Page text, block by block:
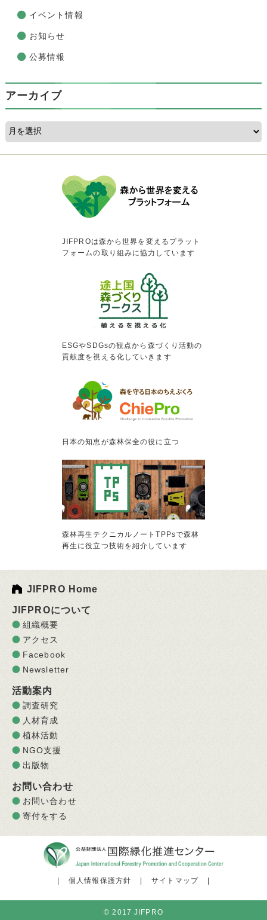
イベント情報
お知らせ
公募情報
アーカイブ
JIFPROは森から世界を変えるプラット
フォームの取り組みに協力しています
ESGやSDGsの観点から森づくり活動の
貢献度を視える化していきます
日本の知恵が森林保全の役に立つ
森林再生テクニカルノートTPPsで森林
再生に役立つ技術を紹介しています
JIFPRO Home
JIFPROについて
組織概要
アクセス
Facebook
Newsletter
活動案内
調査研究
人材育成
植林活動
NGO支援
出版物
お問い合わせ
お問い合わせ
寄付をする
個人情報保護方針 サイトマップ
© 2017 JIFPRO